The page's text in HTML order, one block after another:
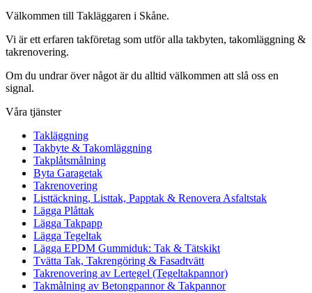
Välkommen till Takläggaren i Skåne.
Vi är ett erfaren takföretag som utför alla takbyten, takomläggning &
takrenovering.
Om du undrar över något är du alltid välkommen att slå oss en
signal.
Våra tjänster
Takläggning
Takbyte & Takomläggning
Takplåtsmålning
Byta Garagetak
Takrenovering
Listtäckning, Listtak, Papptak & Renovera Asfaltstak
Lägga Plåttak
Lägga Takpapp
Lägga Tegeltak
Lägga EPDM Gummiduk: Tak & Tätskikt
Tvätta Tak, Takrengöring & Fasadtvätt
Takrenovering av Lertegel (Tegeltakpannor)
Takmålning av Betongpannor & Takpannor